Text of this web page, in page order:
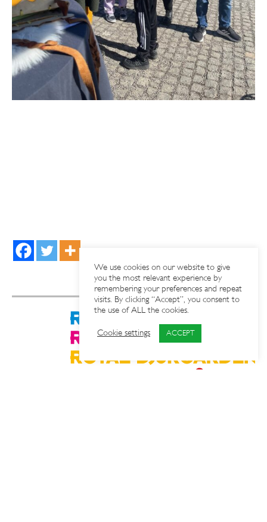
We use cookies on our website to give
you the most relevant experience by
remembering your preferences and repeat
visits. By clicking “Accept”, you consent to
the use of ALL the cookies.
Cookie settings ACCEPT